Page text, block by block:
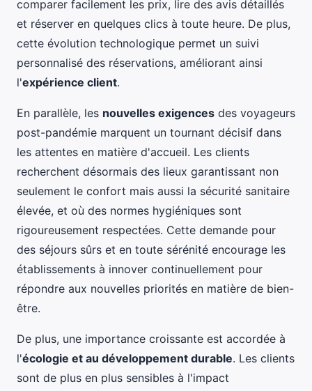
comparer facilement les prix, lire des avis détaillés
et réserver en quelques clics à toute heure. De plus,
cette évolution technologique permet un suivi
personnalisé des réservations, améliorant ainsi
l'expérience client.
En parallèle, les nouvelles exigences des voyageurs
post-pandémie marquent un tournant décisif dans
les attentes en matière d'accueil. Les clients
recherchent désormais des lieux garantissant non
seulement le confort mais aussi la sécurité sanitaire
élevée, et où des normes hygiéniques sont
rigoureusement respectées. Cette demande pour
des séjours sûrs et en toute sérénité encourage les
établissements à innover continuellement pour
répondre aux nouvelles priorités en matière de bien-
être.
De plus, une importance croissante est accordée à
l'écologie et au développement durable. Les clients
sont de plus en plus sensibles à l'impact